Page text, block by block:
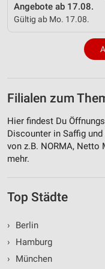
Angebote ab 17.08.
Gültig ab Mo. 17.08.
Filialen zum
Hier findest Du
Discounter in Saffig
von z.B. NORMA, Netto
mehr.
Top Städte
›
Berlin
›
Hamburg
›
München